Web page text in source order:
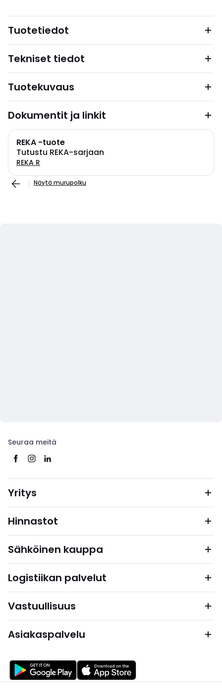
Tuotetiedot
Tekniset tiedot
Tuotekuvaus
Dokumentit ja linkit
REKA -tuote
Tutustu REKA-sarjaan
REKA R
Näytä murupolku
Seuraa meitä
Yritys
Hinnastot
Sähköinen kauppa
Logistiikan palvelut
Vastuullisuus
Asiakaspalvelu